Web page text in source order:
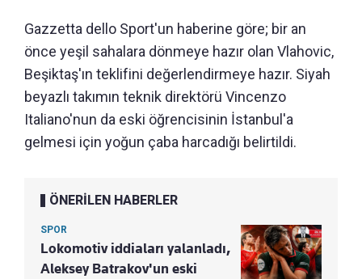
Gazzetta dello Sport'un haberine göre; bir an
önce yeşil sahalara dönmeye hazır olan Vlahovic,
Beşiktaş'ın teklifini değerlendirmeye hazır. Siyah
beyazlı takımın teknik direktörü Vincenzo
Italiano'nun da eski öğrencisinin İstanbul'a
gelmesi için yoğun çaba harcadığı belirtildi.
ÖNERİLEN HABERLER
SPOR
Lokomotiv iddiaları yalanladı,
Aleksey Batrakov'un eski